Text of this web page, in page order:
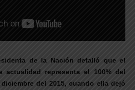
de la Nación detalló que el
actualidad representa el 100% del
del 2015, cuando ella dejó